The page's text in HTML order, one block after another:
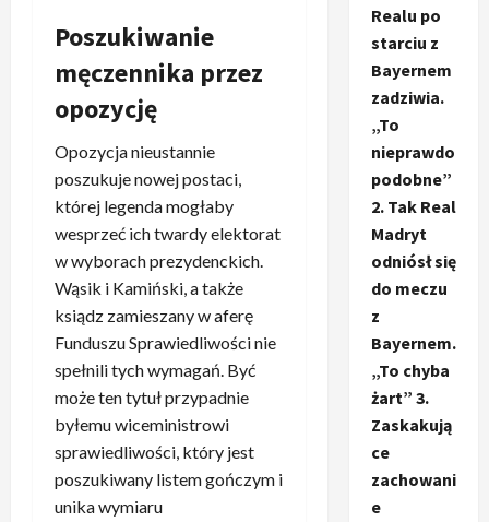
Poszukiwanie
męczennika przez
opozycję
Opozycja nieustannie
poszukuje nowej postaci,
której legenda mogłaby
wesprzeć ich twardy elektorat
w wyborach prezydenckich.
Wąsik i Kamiński, a także
ksiądz zamieszany w aferę
Funduszu Sprawiedliwości nie
spełnili tych wymagań. Być
może ten tytuł przypadnie
byłemu wiceministrowi
sprawiedliwości, który jest
poszukiwany listem gończym i
unika wymiaru
Realu po
starciu z
Bayernem
zadziwia.
„To
nieprawdo
podobne”
2. Tak Real
Madryt
odniósł się
do meczu
z
Bayernem.
„To chyba
żart” 3.
Zaskakują
ce
zachowani
e